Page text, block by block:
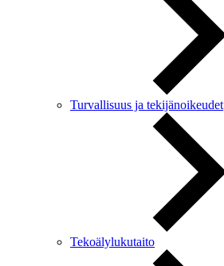
Turvallisuus ja tekijänoikeudet
Tekoälylukutaito